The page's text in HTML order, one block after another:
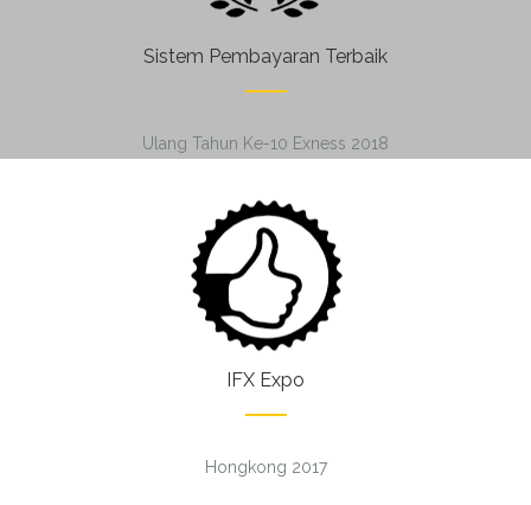
Sistem Pembayaran Terbaik
Ulang Tahun Ke-10 Exness 2018
IFX Expo
Hongkong 2017